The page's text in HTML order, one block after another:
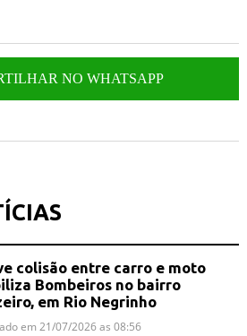
NO WHATSAPP
colisão entre carro e moto
Bombeiros no bairro
em Rio Negrinho
em 21/07/2026 as 08:56